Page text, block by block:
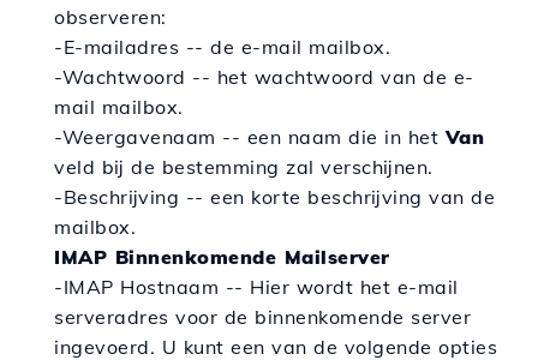
observeren:
-E-mailadres -- de e-mail mailbox.
-Wachtwoord -- het wachtwoord van de e-
mail mailbox.
-Weergavenaam -- een naam die in hetVan
veld bij de bestemming zal verschijnen.
-Beschrijving -- een korte beschrijving van de
mailbox.
IMAP Binnenkomende Mailserver
-IMAP Hostnaam -- Hier wordt het e-mail
serveradres voor de binnenkomende server
ingevoerd. U kunt een van de volgende opties